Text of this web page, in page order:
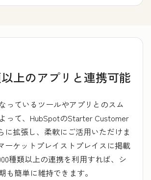
上のアプリと連携可能
っているツールやアプリとのスム
って、HubSpotのStarter Customer
に拡張し、柔軟にご活用いただけま
ーケットプレイストプレイスに掲載
種類以上の連携を利用すれば、シ
も簡単に維持できます。